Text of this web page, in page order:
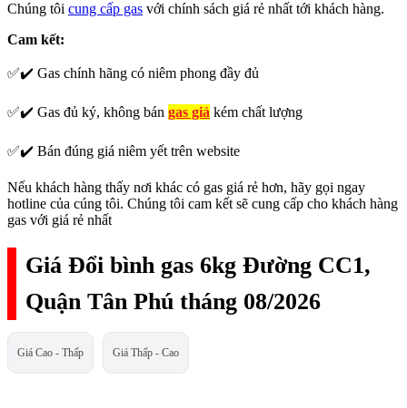
Chúng tôi cung cấp gas với chính sách giá rẻ nhất tới khách hàng.
Cam kết:
✅✔️ Gas chính hãng có niêm phong đầy đủ
✅✔️ Gas đủ ký, không bán gas giả kém chất lượng
✅✔️ Bán đúng giá niêm yết trên website
Nếu khách hàng thấy nơi khác có gas giá rẻ hơn, hãy gọi ngay
hotline của cúng tôi. Chúng tôi cam kết sẽ cung cấp cho khách hàng
gas với giá rẻ nhất
Giá Đổi bình gas 6kg Đường CC1,
Quận Tân Phú tháng 08/2026
Giá Cao - Thấp Giá Thấp - Cao